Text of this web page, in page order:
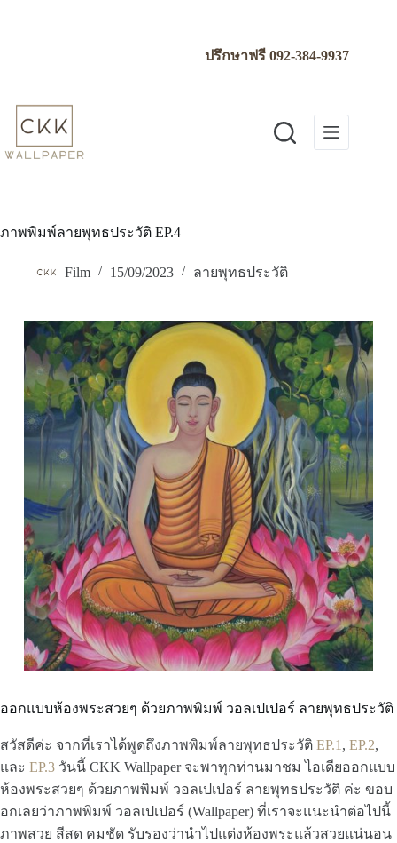
ปรึกษาฟรี092-384-9937
ภาพพิมพ์ลายพุทธประวัติ EP.4
Film 15/09/2023 ลายพุทธประวัติ
ออกแบบห้องพระสวยๆ ด้วยภาพพิมพ์ วอลเปเปอร์ ลายพุทธประวัติ
สวัสดีค่ะ จากที่เราได้พูดถึงภาพพิมพ์ลายพุทธประวัติ EP.1 , EP.2,
และ EP.3 วันนี้ CKK Wallpaper จะพาทุกท่านมาชม ไอเดียออกแบบ
ห้องพระสวยๆ ด้วยภาพพิมพ์ วอลเปเปอร์ ลายพุทธประวัติ ค่ะ ขอบ
อกเลยว่าภาพพิมพ์ วอลเปเปอร์ (Wallpaper) ที่เราจะแนะนำต่อไปนี้
ภาพสวย สีสด คมชัด รับรองว่านำไปแต่งห้องพระแล้วสวยแน่นอน